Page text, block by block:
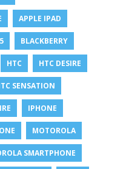
APPLE IPAD
BLACKBERRY
HTC HTC DESIRE
SENSATION
IPHONE
MOTOROLA
SMARTPHONE